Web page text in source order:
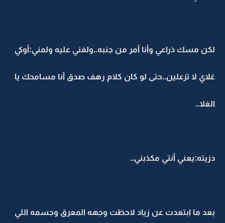
لكن مسك ذراعي وأنا أمر من جنبه..ولفني عليه ولمني:أوكي
غلاي لا تزعلين..حتى لو كان كلام رهف صدق أنا مسامحك يا
الغلا..
دزيته:يعني أنتي مكذبني..
بعد ما ابتعدت عن زياد لاحظت وجهه المعرق وجسمه اللي